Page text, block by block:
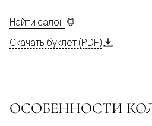
Найти салон
Скачать буклет (PDF)
ОСОБЕННОСТИ